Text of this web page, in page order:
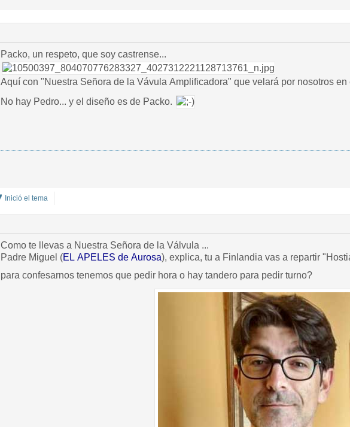
Packo, un respeto, que soy castrense...
Aquí con "Nuestra Señora de la Vávula Amplificadora" que velará por nosotros en
No hay Pedro... y el diseño es de Packo.
Inició el tema
Como te llevas a Nuestra Señora de la Válvula ...
Padre Miguel (EL APELES de Aurosa), explica, tu a Finlandia vas a repartir
para confesarnos tenemos que pedir hora o hay tandero para pedir turno?